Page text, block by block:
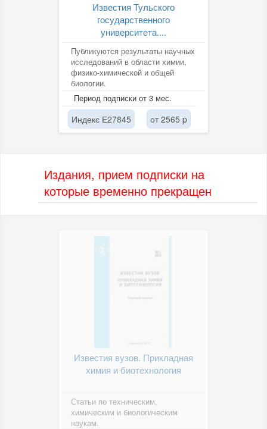
Известия Тульского
государственного
университета....
Публикуются результаты научных
исследований в области химии,
физико-химической и общей
биологии.
Период подписки от 3 мес.
Индекс Е27845 от 2565 p
Издания, прием подписки на
которые временно прекращен
Известия вузов. Прикладная
химия и биотехнология
Статьи по техническим,
химическим и биологическим
наукам.